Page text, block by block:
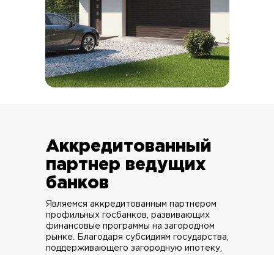
Аккредитованный
партнер ведущих
банков
Являемся аккредитованным партнером
профильных госбанков, развивающих
финансовые программы на загородном
рынке. Благодаря субсидиям государства,
поддерживающего загородную ипотеку,